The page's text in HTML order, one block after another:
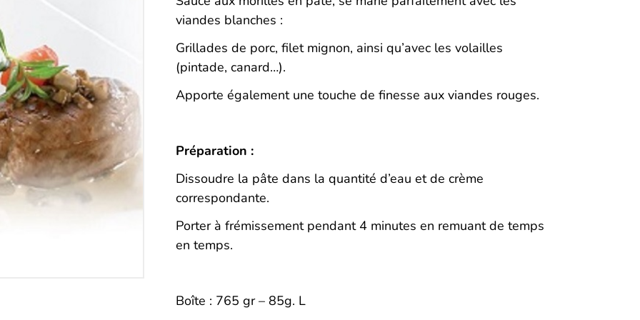
viandes blanches :
Grillades de porc, filet mignon, ainsi qu’avec les volailles
(pintade, canard…).
Apporte également une touche de finesse aux viandes rouges.
Préparation :
Dissoudre la pâte dans la quantité d’eau et de crème
correspondante.
Porter à frémissement pendant 4 minutes en remuant de temps
en temps.
Boîte : 765 gr – 85g. L